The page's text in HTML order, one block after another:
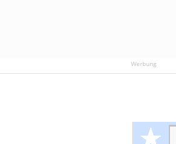
Werbung